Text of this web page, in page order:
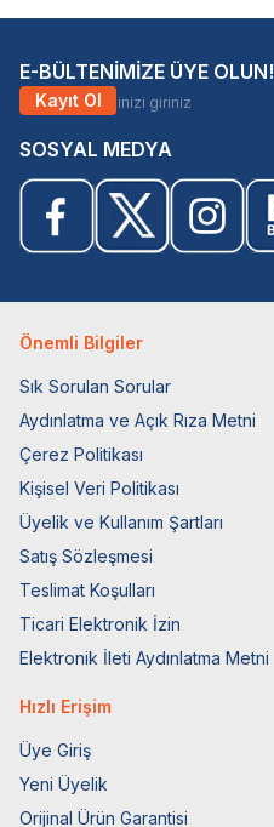
E-BÜLTENİMİZE ÜYE OLUN!
Kayıt Ol
SOSYAL MEDYA
Önemli Bilgiler
Sık Sorulan Sorular
Aydınlatma ve Açık Rıza Metni
Çerez Politikası
Kişisel Veri Politikası
Üyelik ve Kullanım Şartları
Satış Sözleşmesi
Teslimat Koşulları
Ticari Elektronik İzin
Elektronik İleti Aydınlatma Metni
Hızlı Erişim
Üye Giriş
Yeni Üyelik
Orijinal Ürün Garantisi